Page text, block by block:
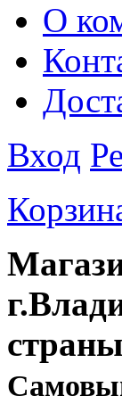
О
Вход